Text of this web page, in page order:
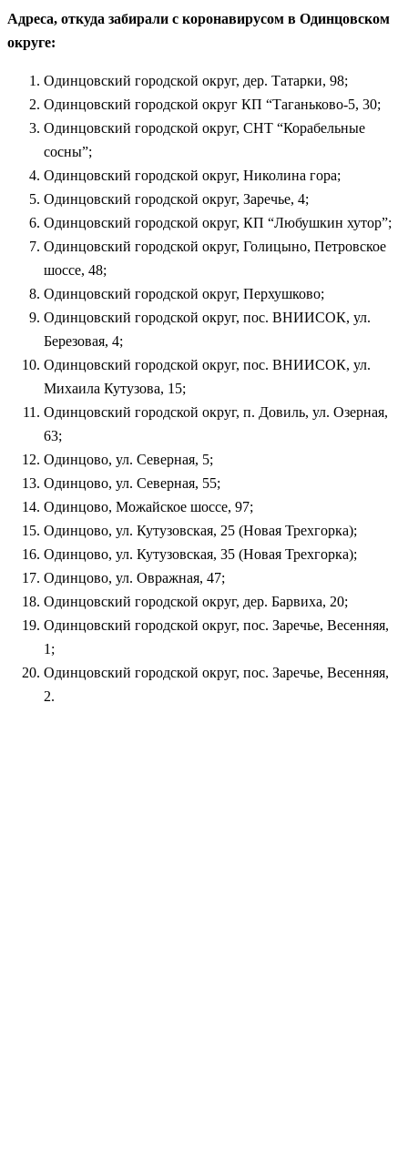
Адреса, откуда забирали с коронавирусом в Одинцовском
округе:
Одинцовский городской округ, дер. Татарки, 98;
Одинцовский городской округ КП “Таганьково-5, 30;
Одинцовский городской округ, СНТ “Корабельные
сосны”;
Одинцовский городской округ, Николина гора;
Одинцовский городской округ, Заречье, 4;
Одинцовский городской округ, КП “Любушкин хутор”;
Одинцовский городской округ, Голицыно, Петровское
шоссе, 48;
Одинцовский городской округ, Перхушково;
Одинцовский городской округ, пос. ВНИИСОК, ул.
Березовая, 4;
Одинцовский городской округ, пос. ВНИИСОК, ул.
Михаила Кутузова, 15;
Одинцовский городской округ, п. Довиль, ул. Озерная,
63;
Одинцово, ул. Северная, 5;
Одинцово, ул. Северная, 55;
Одинцово, Можайское шоссе, 97;
Одинцово, ул. Кутузовская, 25 (Новая Трехгорка);
Одинцово, ул. Кутузовская, 35 (Новая Трехгорка);
Одинцово, ул. Овражная, 47;
Одинцовский городской округ, дер. Барвиха, 20;
Одинцовский городской округ, пос. Заречье, Весенняя,
1;
Одинцовский городской округ, пос. Заречье, Весенняя,
2.